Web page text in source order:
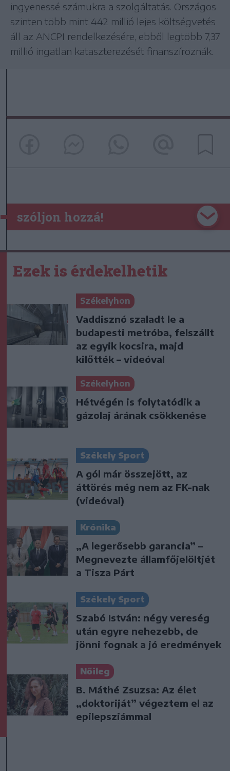
ingyenessé számukra a szolgáltatás. Országos
szinten több mint 442 millió lejes költségvetés
áll az ANCPI rendelkezésére, ebből legtöbb 7,37
millió ingatlan kataszterezését finanszíroznák.
szóljon hozzá!
Ezek is érdekelhetik
Székelyhon
Vaddisznó szaladt le a
budapesti metróba, felszállt
az egyik kocsira, majd
kilőtték – videóval
Székelyhon
Hétvégén is folytatódik a
gázolaj árának csökkenése
Székely Sport
A gól már összejött, az
áttörés még nem az FK-nak
(videóval)
Krónika
„A legerősebb garancia” –
Megnevezte államfőjelöltjét
a Tisza Párt
Székely Sport
Szabó István: négy vereség
után egyre nehezebb, de
jönni fognak a jó eredmények
Nőileg
B. Máthé Zsuzsa: Az élet
„doktoriját” végeztem el az
epilepsziámmal